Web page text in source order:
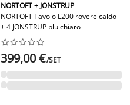
NORTOFT + JONSTRUP
NORTOFT Tavolo L200 rovere caldo
+ 4 JONSTRUP blu chiaro






399,00 €/SET